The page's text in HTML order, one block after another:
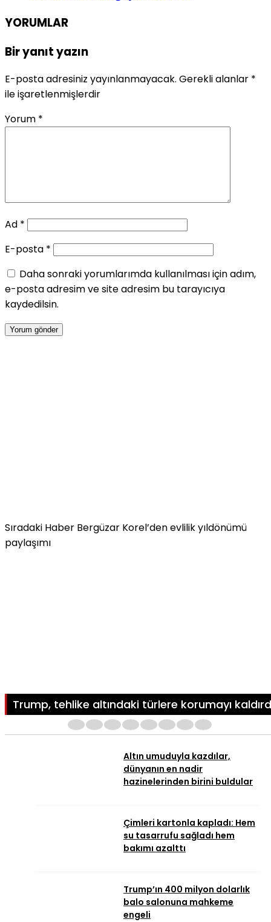
YORUMLAR
Bir yanıt yazın
E-posta adresiniz yayınlanmayacak. Gerekli alanlar *
ile işaretlenmişlerdir
Yorum *
Ad *
E-posta *
Daha sonraki yorumlarımda kullanılması için adım,
e-posta adresim ve site adresim bu tarayıcıya
kaydedilsin.
Sıradaki Haber Bergüzar Korel’den evlilik yıldönümü
paylaşımı
Trump, tehlike altındaki türlere korumayı
Altın umuduyla kazdılar,
dünyanın en nadir
hazinelerinden birini buldular
Çimleri kartonla kapladı: Hem
su tasarrufu sağladı hem
bakımı azalttı
Trump’ın 400 milyon dolarlık
balo salonuna mahkeme
engeli